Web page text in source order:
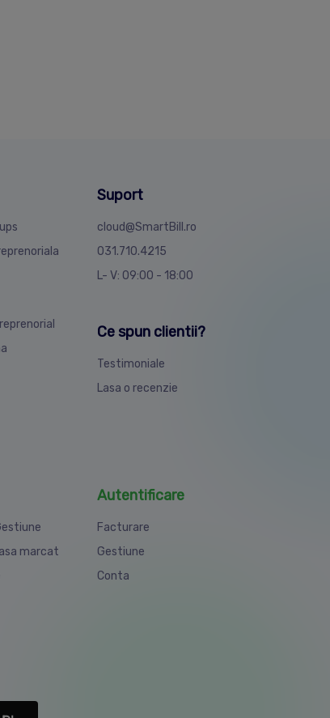
Suport
cloud@SmartBill.ro
031.710.4215
L- V: 09:00 - 18:00
Ce spun clientii?
Testimoniale
Lasa o recenzie
marcat
Autentificare
Facturare
Gestiune
Conta